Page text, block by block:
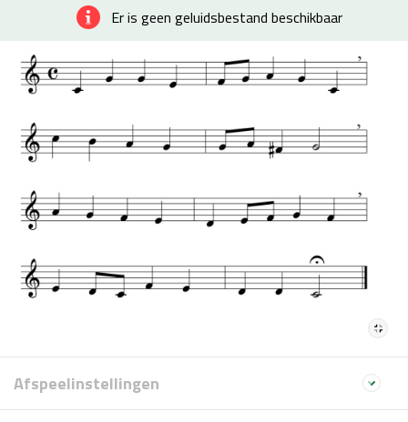
Er is geen geluidsbestand beschikbaar
Afspeelinstellingen